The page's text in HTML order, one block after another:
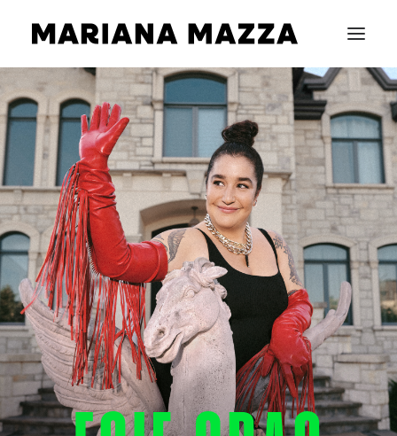
ACCUEIL
BIOGRAPHIE
SPECTACLES
INFOLETTRE
CONTACT